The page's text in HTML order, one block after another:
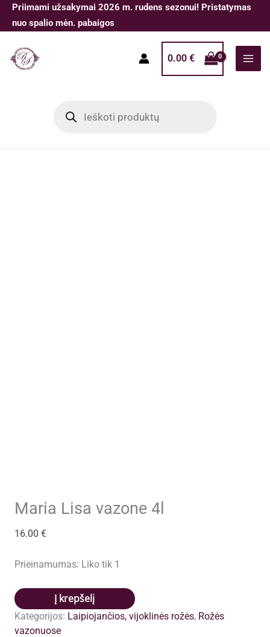
Pereiti
prie
Priimami užsakymai 2026 m. rudens sezonui! Pristatymas
nuo spalio mėn. pabaigos
0.00 €
search
Maria Lisa vazone 4l
16.00 €
Prieinamumas: Liko tik 1
produkto
kiekis:
Maria
Į krepšelį
Kategorijos: Laipiojančios, vijoklinės rožės, Rožės
vazonuose